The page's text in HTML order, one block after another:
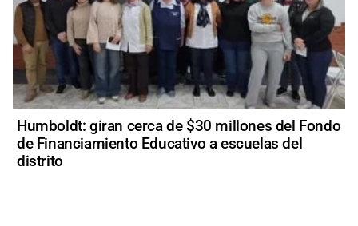
Humboldt: giran cerca de $30 millones del Fondo
de Financiamiento Educativo a escuelas del
distrito